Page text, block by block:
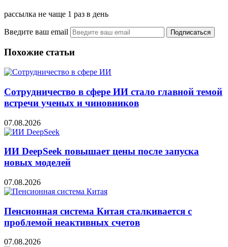
рассылка не чаще 1 раз в день
Введите ваш email
Похожие статьи
Сотрудничество в сфере ИИ стало главной темой
встречи ученых и чиновников
07.08.2026
ИИ DeepSeek повышает цены после запуска
новых моделей
07.08.2026
Пенсионная система Китая сталкивается с
проблемой неактивных счетов
07.08.2026